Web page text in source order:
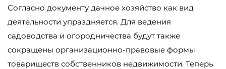
Согласно документу дачное хозяйство как вид
деятельности упраздняется. Для ведения
садоводства и огородничества будут также
сокращены организационно-правовые формы
товариществ собственников недвижимости. Теперь